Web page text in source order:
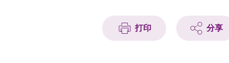
打印 分享